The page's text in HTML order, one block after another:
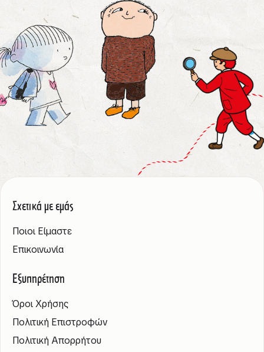
Σχετικά με εμάς
Ποιοι Είμαστε
Επικοινωνία
Εξυπηρέτηση
Όροι Χρήσης
Πολιτική Επιστροφών
Πολιτική Απορρήτου